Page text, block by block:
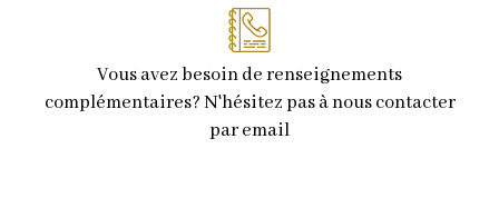
Vous avez besoin de renseignements
complémentaires? N'hésitez pas à nous contacter
par email